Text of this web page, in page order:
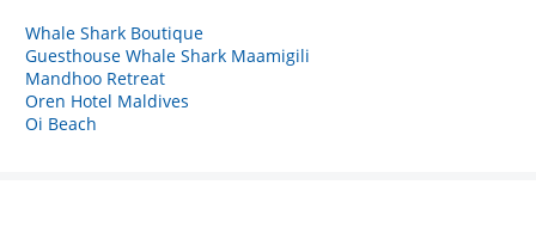
Whale Shark Boutique
Guesthouse Whale Shark Maamigili
Mandhoo Retreat
Oren Hotel Maldives
Oi Beach